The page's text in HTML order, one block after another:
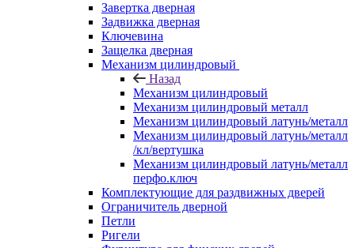
Завертка дверная
Задвижка дверная
Ключевина
Защелка дверная
Механизм цилиндровый
Назад
Механизм цилиндровый
Механизм цилиндровый металл
Механизм цилиндровый латунь/металл
Механизм цилиндровый латунь/металл
/кл/вертушка
Механизм цилиндровый латунь/металл
перфо.ключ
Комплектующие для раздвижных дверей
Ограничитель дверной
Петли
Ригели